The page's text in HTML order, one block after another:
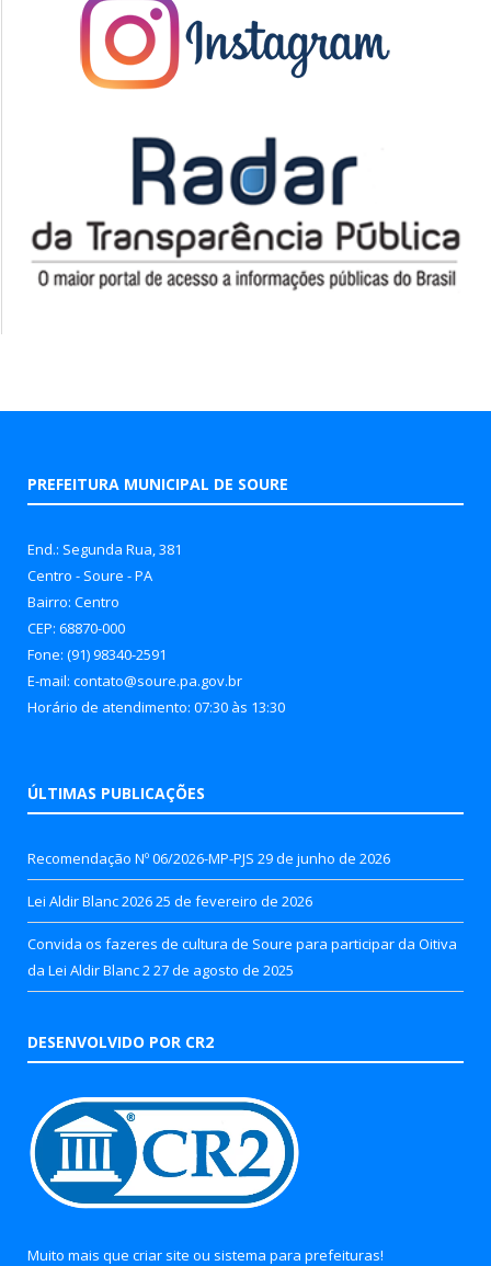
PREFEITURA MUNICIPAL DE SOURE
End.: Segunda Rua, 381
Centro - Soure - PA
Bairro: Centro
CEP: 68870-000
Fone: (91) 98340-2591
E-mail: contato@soure.pa.gov.br
Horário de atendimento: 07:30 às 13:30
ÚLTIMAS PUBLICAÇÕES
Recomendação Nº 06/2026-MP-PJS 29 de junho de 2026
Lei Aldir Blanc 202625 de fevereiro de 2026
Convida os fazeres de cultura de Soure para participar da Oitiva
da Lei Aldir Blanc 227 de agosto de 2025
DESENVOLVIDO POR CR2
Muito mais que criar site ou sistema para prefeituras!